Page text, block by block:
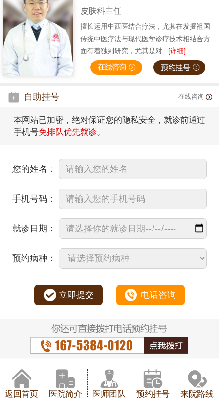
皮肤科主任
擅长运用中西医结合疗法，尤其在发掘祖国
传统中医疗法与现代医学诊疗技术相结合方
面有着独到研究，尤其是对...[详细]
自助挂号 在线咨询
本网站已加密，绝对保证您的隐私安全，就诊前通过
手机号免排队优先就诊。
您的姓名：
手机号码：
就诊日期：
预约病种：
立即提交 电话咨询
返回首页 医院简介 医师团队 预约挂号 来院路线